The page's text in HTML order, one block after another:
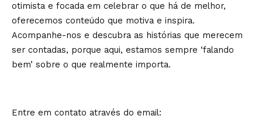
otimista e focada em celebrar o que há de melhor,
oferecemos conteúdo que motiva e inspira.
Acompanhe-nos e descubra as histórias que merecem
ser contadas, porque aqui, estamos sempre ‘falando
bem’ sobre o que realmente importa.
Entre em contato através do email: